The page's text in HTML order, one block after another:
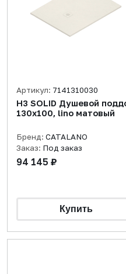
Артикул: 7141310030
H3 SOLID Душевой
130x100, lino матовый
Бренд: CATALANO
Заказ: Под заказ
94 145 ₽